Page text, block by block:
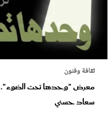
ثقافة وفنون
سعاد حسني